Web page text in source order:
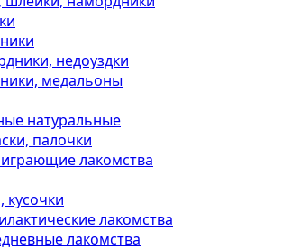
недоуздки
медальоны
натуральные
палочки
лакомства
кусочки
лакомства
лакомства